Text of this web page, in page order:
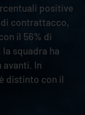
positive
contrattacco,
il 56% di
squadra ha
In
distinto con il